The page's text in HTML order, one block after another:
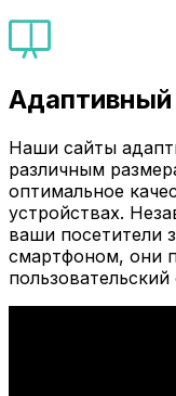
Адаптивный
Наши сайты
различным
оптимальное
устройствах.
ваши посетители
смартфоном, они